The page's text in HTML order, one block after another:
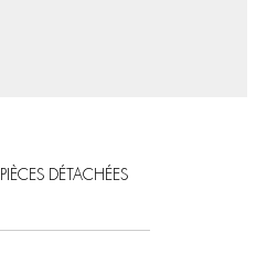
PIÈCES DÉTACHÉES